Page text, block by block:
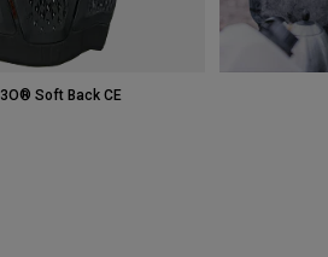
Soft Back CE